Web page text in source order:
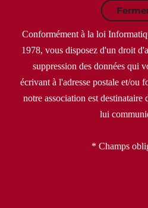
Conformément à la loi
1978, vous disposez d'un droit
suppression des données qui
écrivant à l'adresse postale et/ou
notre association est
lui
* Champs